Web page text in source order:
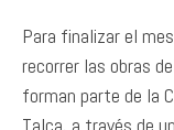
Para finalizar el
recorrer las obras
forman parte de la
Talca, a través de